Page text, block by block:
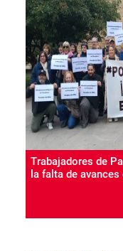
Trabajadores de
la falta de